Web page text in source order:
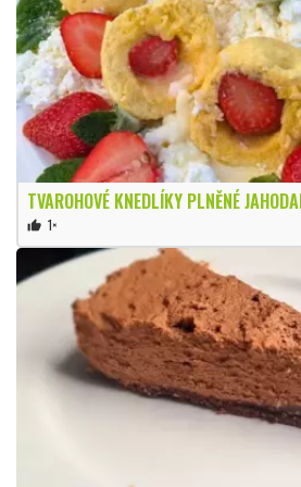
TVAROHOVÉ KNEDLÍKY PLNĚNÉ
thumb_up 1×